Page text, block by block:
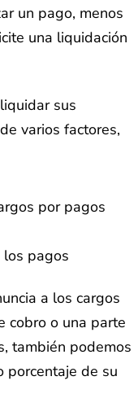
un pago, menos
una liquidación
sus
varios factores,
por pagos
pagos
a los cargos
cobro o una parte
también podemos
porcentaje de su